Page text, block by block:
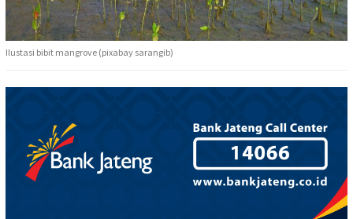
Ilustasi bibit mangrove (pixabay sarangib)